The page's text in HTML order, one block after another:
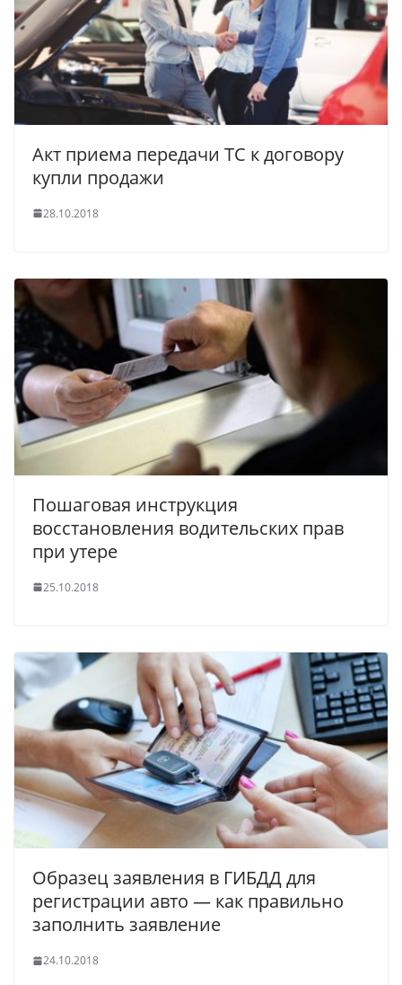
Акт приема передачи ТС к договору
купли продажи
28.10.2018
Пошаговая инструкция
восстановления водительских прав
при утере
25.10.2018
Образец заявления в ГИБДД для
регистрации авто — как правильно
заполнить заявление
24.10.2018